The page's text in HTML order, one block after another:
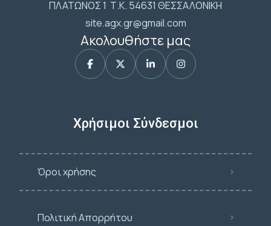
ΠΛΑΤΩΝΟΣ 1 Τ.Κ. 54631 ΘΕΣΣΑΛΟΝΙΚΗ
site.agx.gr@gmail.com
Ακολουθήστε μας
Χρήσιμοι Σύνδεσμοι
Όροι χρήσης
Πολιτική Απορρήτου